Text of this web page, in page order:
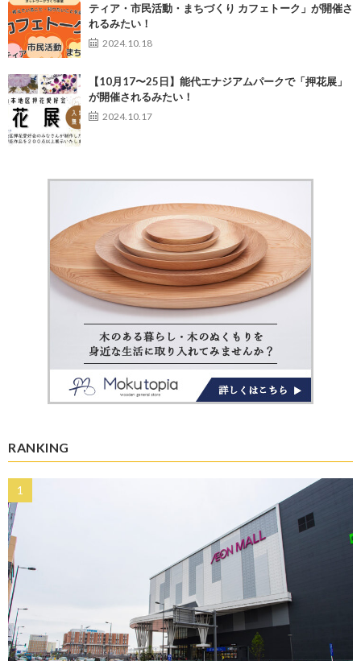
ティア・市民活動・まちづくり カフェトーク」が開催さ
れるみたい！
2024.10.18
【10月17〜25日】能代エナジアムパークで「押花展」
が開催されるみたい！
2024.10.17
RANKING